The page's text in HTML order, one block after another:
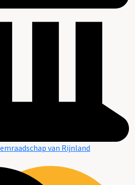
van Rijnland